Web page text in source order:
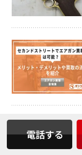
電話する